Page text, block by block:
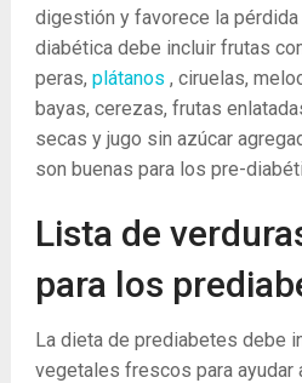
digestión y favorece la
diabética debe incluir frutas
peras, plátanos , ciruelas,
bayas, cerezas, frutas
secas y jugo sin azúcar
son buenas para los pre-
Lista de
para los
La dieta de prediabetes debe
vegetales frescos para